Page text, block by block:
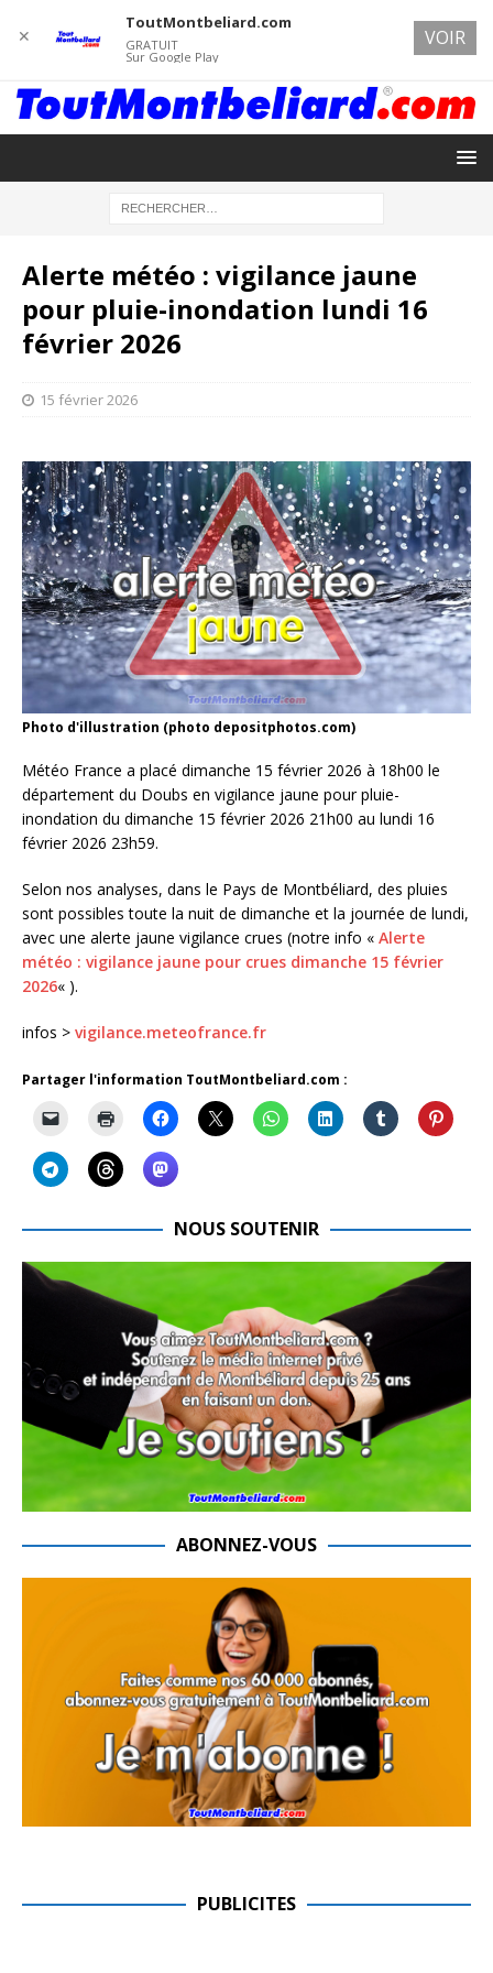
Alerte météo : vigilance jaune
pour pluie-inondation lundi 16
février 2026
15 février 2026
Photo d'illustration (photo depositphotos.com)
Météo France a placé dimanche 15 février 2026 à 18h00 le
département du Doubs en vigilance jaune pour pluie-
inondation du dimanche 15 février 2026 21h00 au lundi 16
février 2026 23h59.
Selon nos analyses, dans le Pays de Montbéliard, des pluies
sont possibles toute la nuit de dimanche et la journée de lundi,
avec une alerte jaune vigilance crues (notre info « Alerte
météo : vigilance jaune pour crues dimanche 15 février
2026« ).
infos > vigilance.meteofrance.fr
Partager l'information ToutMontbeliard.com :
NOUS SOUTENIR
ABONNEZ-VOUS
PUBLICITES
✕
ToutMontbeliard.com
GRATUIT
Sur Google Play
VOIR